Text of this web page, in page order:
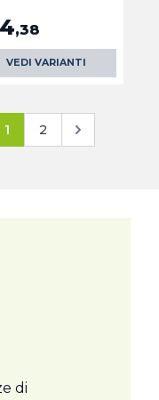
,38
VEDI VARIANTI
1 2
di